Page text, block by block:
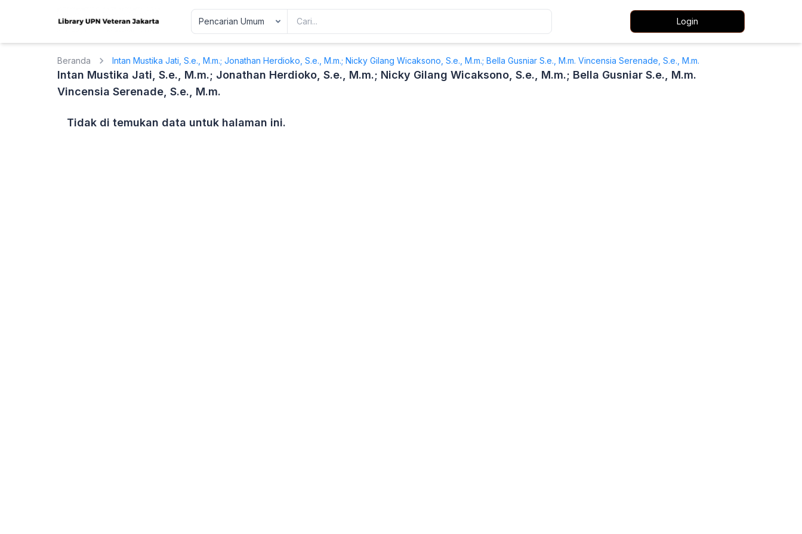
Login
Beranda Intan Mustika Jati, S.e., M.m.; Jonathan Herdioko, S.e., M.m.; Nicky Gilang Wicaksono, S.e., M.m.; Bella Gusniar S.e., M.m. Vincensia Serenade, S.e., M.m.
Intan Mustika Jati, S.e., M.m.; Jonathan Herdioko, S.e., M.m.; Nicky Gilang Wicaksono, S.e., M.m.; Bella Gusniar S.e., M.m.
Vincensia Serenade, S.e., M.m.
Tidak di temukan data untuk halaman ini.